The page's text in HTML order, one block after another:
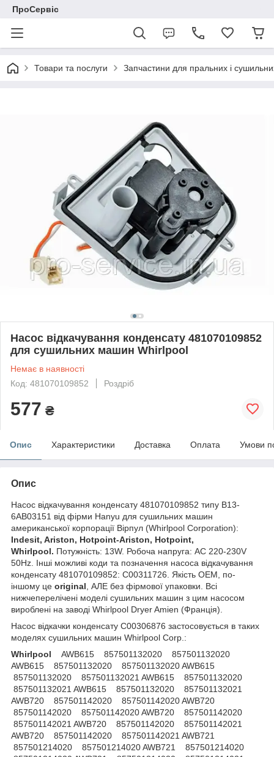
ПроСервіс
Товари та послуги Запчастини для пральних і
Насос відкачування конденсату 481070109852
для сушильних машин Whirlpool
Немає в наявності
Код: 481070109852
Роздріб
577 ₴
Опис Характеристики Доставка Оплата Умови
Опис
Насос відкачування конденсату 481070109852 типу B13-
6AB03151 від фірми Hanyu для сушильних машин
американської корпорації Вірпул (Whirlpool Corporation):
Indesit, Ariston, Hotpoint-Ariston, Hotpoint,
Whirlpool. Потужність: 13W. Робоча напруга: AC 220-230V
50Hz. Інші можливі коди та позначення насоса відкачування
конденсату 481070109852: C00311726. Якість OEM, по-
іншому це original , АЛЕ без фірмової упаковки. Всі
нижчеперелічені моделі сушильних машин з цим насосом
вироблені на заводі Whirlpool Dryer Amien (Франція).
Насос відкачки конденсату C00306876 застосовується в таких
моделях сушильних машин Whirlpool Corp.:
Whirlpool
AWB615 857501132020 857501132020 AWB615 857501132020 857501132020 AWB615 857501132020 857501132021 AWB615 857501132020 857501132021 AWB615 857501132020 857501132021 AWB720 857501142020 857501142020 AWB720 857501142020 857501142020 AWB720 857501142020 857501142021 AWB720 857501142020 857501142021 AWB720 857501142020 857501142021 AWB721 857501214020 857501214020 AWB721 857501214020 857501214020 AWB721 857501214020 857501214021 AWB721 857501214020 857501214021 AWB721 857501214020 857501214021 AWB777 857501182020 857501182020 AWB777 857501182020 857501182020 AWB777 857501182020 857501182021 AWB777 857501182020 857501182021 AWB777 857501182020 857501182021 AWB825 857501213020 857501213021 AWB825 857501213020 857501213021 AWB825 857501213020 857501213021 AWB866 857501172020 857501172020 AWB866 857501172020 857501172020 AWB866 857501172020 857501172021 AWB866 857501172020 857501172021 AWB866 857501172020 857501172021 AWB888 857501192020 857501192020 AWB888 857501192020 857501192020 AWB888 857501192020 857501192021 AWB888 857501192020 857501192021 AWB888 857501192020 857501192021 AWC610 857501122020 857501122020 AWC610 857501122020 857501122020 AWC610 857501122020 857501122021 AWC610 857501122020 857501122021 AWC610 857501122020 857501122021 AWZ10CDSPRO 859991540410 859991540410 AWZ10CDSPRO 859991540410 859991540410 AWZ5788 857585812010 857585812011 AWZ5788 857585812010 857585812011 AWZ5788 857585812010 857585812012 AWZ5788 857585812010 857585812012 AWZ5788 857585812010 857585812013 AWZ5788 857585812010 857585812013 AWZ5788 857585812010 857585812014 AWZ5788 857585812010 857585812014 AWZ5788 857585812010 857585812014 AWZ5888 857501112020 857501112021 AWZ5888 857501112020 857501112021 AWZ5888 857501112020 857501112022 AWZ5888 857501112020 857501112022 AWZ5888 857501112020 857501112020 AWZ5888 857501112020 857501112020 AWZ7100SL 857502310020 857502310020 AWZ7100SL 857502310020 857502310020 AWZ7100SL 857502310020 857502310021 AWZ7100SL 857502310020 857502310021 AWZ7100SL 857502310020 857502310021 AWZ7100WH 857502210020 857502210020 AWZ7100WH 857502210020 857502210020 AWZ7100WH 857502210020 857502210021 AWZ7100WH 857502210020 857502210021 AWZ7100WH 857502210020 857502210021 AWZ7356 857574612010 857574612011 AWZ7356 857574612010 857574612011 AWZ7356 857574612010 857574612012 AWZ7356 857574612010 857574612012 AWZ7456 857500112020 857500112020 AWZ7456 857500112020 857500112020 AWZ7456 857500112020 857500112021 AWZ7456 857500112020 857500112021 AWZ7456 857500112020 857500112022 AWZ7456 857500112020 857500112022 AWZ7456 857500112020 857500112023 AWZ7456 857500112020 857500112023 AWZ7456 857500112020 857500112023 AWZ7556 857576612010 857576612011 AWZ7556 857576612010 857576612011 AWZ7556 857576612010 857576612012 AWZ7556 857576612010 857576612012 AWZ7556 857576612010 857576612013 AWZ7556 857576612010 857576612013 AWZ7556 857576612010 857576612014 AWZ7556 857576612010 857576612014 AWZ7556 857576612010 857576612014 AWZ7777 857584712010 857584712011 AWZ7777 857584712010 857584712011 AWZ7777 857584712010 857584712012 AWZ7777 857584712010 857584712012 AWZ7777 857584712010 857584712013 AWZ7777 857584712010 857584712013 AWZ7777 857584712010 857584712014 AWZ7777 857584712010 857584712014 AWZ7777 857584712010 857584712014 AWZ8CDPRO 857500201050 857500201050 AWZ8CDPRO 857500201050 857500201050 AWZ8CDSPRO 859991539360 859991539360 AWZ8CDSPRO 859991539360 859991539360 AWZ8CDUK 859991545240 859991545240 AWZ8CDUK 859991545240 859991545240 AWZ9777 857584412010 857584412011 AWZ9777 857584412010 857584412011 AWZ9777 857584412010 857584412012 AWZ9777 857584412010 857584412012 AWZ9777 857584412010 857584412013 AWZ9777 857584412010 857584412013 AWZ9777 857584412010 857584412014 AWZ9777 857584412010 857584412014 AWZ9777 857584412010 857584412014 AWZ9788 857585712010 857585712011 AWZ9788 857585712010 857585712011 AWZ9788 857585712010 857585712012 AWZ9788 857585712010 857585712012 AWZ9788 857585712010 857585712013 AWZ9788 857585712010 857585712013 AWZ9788 857585712010 857585712014 AWZ9788 857585712010 857585712014 AWZ9788 857585712010 857585712014 AWZ9888 857500512020 857500512020 AWZ9888 857500512020 857500512020 AWZ9888 857500512020 857500512021 AWZ9888 857500512020 857500512021 AWZ9888 857500512020 857500512022 AWZ9888 857500512020 857500512022 AWZ9888 857500512020 857500512023 AWZ9888 857500512020 857500512023 AWZ9888 857500512020 857500512023 AWZ9CDPRO 857500101050 857500101050 AWZ9CDPRO 857500101050 857500101050 AWZ9CDSPRO 859991539350 859991539350 AWZ9CDSPRO 859991539350 859991539350 AZA9000 857597838010 857597838011 AZA9000 857597838010 857597838011 AZA9000 857597838010 857597838012 AZA9000 857597838010 857597838012 AZA9680 857596829010 857596829011 AZA9680 857596829010 857596829011 AZA9680 857596829010 857596829012 AZA9680 857596829010 857596829012 AZA9680 857597818010 857597818011 AZA9680 857597818010 857597818011 AZA9780 857597810010 857597810011 AZA9780 857597810010 857597810011 AZA9780 857597820010 857597820011 AZA9780 857597820010 857597820011 AZA9780 857597820010 857597820012 AZA9780 857597820010 857597820012 AZA9780 857597826010 857597826011 AZA9780 857597826010 857597826011 AZA9780 857597829010 857597829011 AZA9780 857597829010 857597829011 AZA9780 857597829010 857597829012 AZA9780 857597829010 857597829012 AZA9780 857597830010 857597830011 AZA9780 857597830010 857597830011 AZB1039 857501410020 857501410020 AZB1039 857501410020 857501410020 AZB1039 857501410020 857501410021 AZB1039 857501410020 857501410021 AZB1039 857501410020 857501410021 AZB6000 857565738010 857565738011 AZB6000 857565738010 857565738011 AZB6000 857565738010 857565738012 AZB6000 857565738010 857565738012 AZB6070 857566703010 857566703011 AZB6070 857566703010 857566703011 AZB6070 857566703010 857566703012 AZB6070 857566703010 857566703012 AZB6100 857502020020 857502020020 AZB6100 857502020020 857502020020 AZB6100 857502020020 857502020021 AZB6100 857502020020 857502020021 AZB6100 857502020020 857502020021 AZB6370 857563901010 857563901011 AZB6370 857563901010 857563901011 AZB6370 857563901010 857563901012 AZB6370 857563901010 857563901012 AZB6370 857563901010 857563901013 AZB6370 857563901010 857563901013 AZB6370 857563901010 857563901014 AZB6370 857563901010 857563901014 AZB6370 857563901010 857563901014 AZB6370 857563965010 857563965011 AZB6370 857563965010 857563965011 AZB6370 857563965010 857563965012 AZB6370 857563965010 857563965012 AZB6370 857563965010 857563965013 AZB6370 857563965010 857563965013 AZB6370 857563965010 857563965014 AZB6370 857563965010 857563965014 AZB6370 857563965010 857563965014 AZB6470 857564726010 857564726011 AZB6470 857564726010 857564726011 AZB6470 857564726010 857564726012 AZB6470 857564726010 857564726012 AZB6470 857564726010 857564726013 AZB6470 857564726010 857564726013 AZB6470 857564726010 857564726014 AZB6470 857564726010 857564726014 AZB6470 857564726010 857564726014 AZB6570 857565703010 857565703011 AZB6570 857565703010 857565703011 AZB6570 857565703010 857565703013 AZB6570 857565703010 857565703013 AZB6570 857565716010 857565716011 AZB6570 857565716010 857565716011 AZB6570 857565717010 857565717011 AZB6570 857565717010 857565717011 AZB6570 857565717010 857565717012 AZB6570 857565717010 857565717012 AZB6570 857565717010 857565717013 AZB6570 857565717010 857565717013 AZB6570 857565717010 857565717014 AZB6570 857565717010 857565717014 AZB6570 857565717010 857565717014 AZB6570 857565720010 857565720011 AZB6570 857565720010 857565720011 AZB6570 857565720010 857565720012 AZB6570 857565720010 857565720012 AZB6570 857565703010 857565703012 AZB6570 857565703010 857565703012 AZB6570 857565703010 857565703014 AZB6570 857565703010 857565703014 AZB6570 857565703010 857565703014 AZB6570 857565716010 857565716012 AZB6570 857565716010 857565716012 AZB6571 857565729010 857565729011 AZB6571 857565729010 857565729011 AZB6571 857565729010 857565729012 AZB6571 857565729010 857565729012 AZB6571 857565729010 857565729013 AZB6571 857565729010 857565729013 AZB6571 857565729010 857565729014 AZB6571 857565729010 857565729014 AZB6571 857565729010 857565729014 AZB6583 857500403020 857500403020 AZB6583 857500403020 857500403020 AZB6583 857500403020 857500403021 AZB6583 857500403020 857500403021 AZB6583 857500403020 857500403021 AZB6670 857566710010 857566710011 AZB6670 857566710010 857566710011 AZB6670 857566710010 857566710012 AZB6670 857566710010 857566710012 AZB6670 857566710010 857566710013 AZB6670 857566710010 857566710013 AZB6670 857566710010 857566710014 AZB6670 857566710010 8